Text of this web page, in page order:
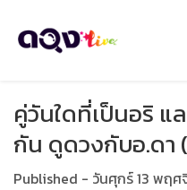
คู่วันใดที่เป็นอริ แ
กัน ดูดวงกับอ.ดา
Published - วันศุกร์ 13 พฤศ